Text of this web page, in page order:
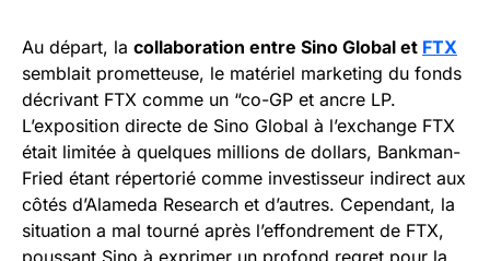
Au départ, la collaboration entre Sino Global et FTX
semblait prometteuse, le matériel marketing du fonds
décrivant FTX comme un “co-GP et ancre LP.
L’exposition directe de Sino Global à l’exchange FTX
était limitée à quelques millions de dollars, Bankman-
Fried étant répertorié comme investisseur indirect aux
côtés d’Alameda Research et d’autres. Cependant, la
situation a mal tourné après l’effondrement de FTX,